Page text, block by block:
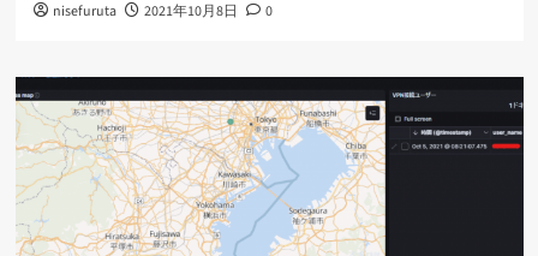
nisefuruta 2021年10月8日 0